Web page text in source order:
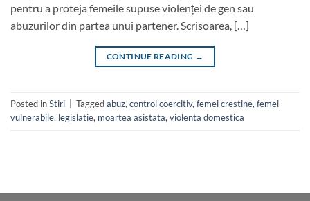
pentru a proteja femeile supuse violenței de gen sau
abuzurilor din partea unui partener. Scrisoarea, […]
CONTINUE READING →
Posted inStiri Taggedabuz, control coercitiv, femei crestine, femei
vulnerabile, legislatie, moartea asistata, violenta domestica